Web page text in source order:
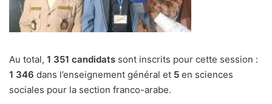
Au total, 1 351 candidats sont inscrits pour cette session :
1 346 dans l’enseignement général et 5 en sciences
sociales pour la section franco-arabe.